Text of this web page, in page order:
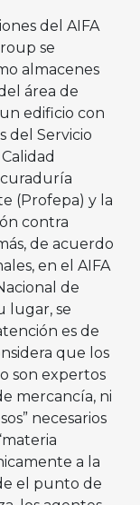
del AIFA
se
almacenes
área de
edificio con
del Servicio
(Profepa) y la
contra
de acuerdo
en el AIFA
de
lugar, se
es de
que los
son expertos
mercancía, ni
necesarios
a la
el punto de